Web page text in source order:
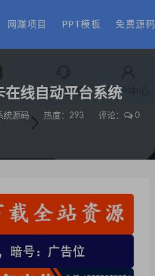
网赚项目 PPT模板 免费源码
在线自动平台系统
统源码 热度：293 评论： 0